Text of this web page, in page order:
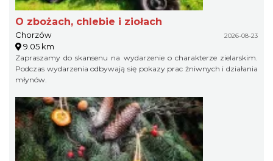
O zbożach, chlebie i ziołach
Chorzów 2026-08-23
9.05 km
Zapraszamy do skansenu na wydarzenie o charakterze zielarskim.
Podczas wydarzenia odbywają się pokazy prac żniwnych i działania
młynów.